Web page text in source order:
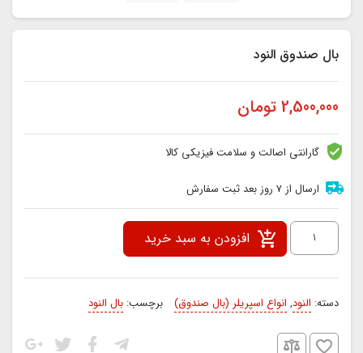
بال صندوق النود
2,500,000تومان
گارانتی اصالت و سلامت فیزیکی کالا
ارسال از 7 روز بعد ثبت سفارش
صندوق
النود
عدد
افزودن به سبد خرید
دسته: النود, انواع اسپريلر (بال صندوق) برچسب: بال النود